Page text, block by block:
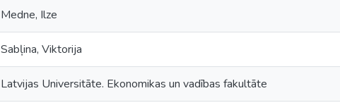
Medne, Ilze
Sabļina, Viktorija
Latvijas Universitāte. Ekonomikas un vadības fakultāte